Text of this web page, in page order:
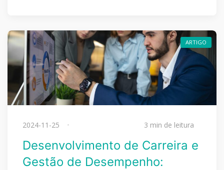
ARTIGO
2024-11-25 3 min de leitura
Desenvolvimento de Carreira e
Gestão de Desempenho: